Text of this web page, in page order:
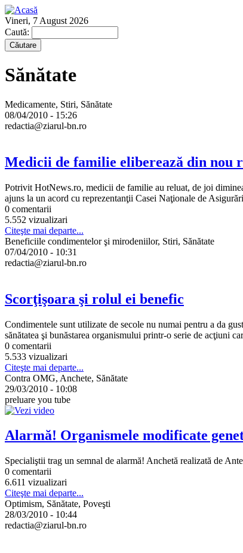
Vineri, 7 August 2026
Caută:
Sănătate
Medicamente, Stiri, Sănătate
08/04/2010 - 15:26
redactia@ziarul-bn.ro
Medicii de familie eliberează din nou
Potrivit HotNews.ro, medicii de familie au reluat, de joi
ajuns la un acord cu reprezentanţii Casei Naţionale de
0 comentarii
5.552 vizualizari
Citeşte mai departe...
Beneficiile condimentelor şi mirodeniilor, Stiri, Sănătate
07/04/2010 - 10:31
redactia@ziarul-bn.ro
Scorţişoara şi rolul ei benefic
Condimentele sunt utilizate de secole nu numai pentru a da
sănătatea şi bunăstarea organismului printr-o serie de acţiuni
0 comentarii
5.533 vizualizari
Citeşte mai departe...
Contra OMG, Anchete, Sănătate
29/03/2010 - 10:08
preluare you tube
Alarmă! Organismele modificate
Specialiştii trag un semnal de alarmă! Anchetă realizată de
0 comentarii
6.611 vizualizari
Citeşte mai departe...
Optimism, Sănătate, Poveşti
28/03/2010 - 10:44
redactia@ziarul-bn.ro